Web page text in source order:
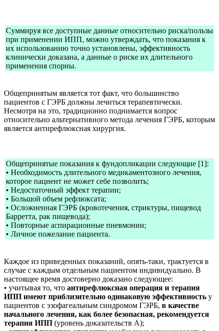
Суммируя все доступные данные относительно риска/пользы
при применении ИПП, можно утверждать, что показания к
их использованию точно установлены, эффективность
клинически доказана, а данные о риске их длительного
применения спорны.
Общепринятым является тот факт, что большинство
пациентов с ГЭРБ должны лечиться терапевтически.
Несмотря на это, традиционно поднимается вопрос
относительно альтернативного метода лечения ГЭРБ, которым
является антирефлюксная хирургия.
Общепринятые показания к фундопликации следующие [1]:
• Необходимость длительного медикаментозного лечения,
которое пациент не может себе позволить;
• Недостаточный эффект терапии;
• Большой объем рефлюксата;
• Осложненная ГЭРБ (кровотечения, стриктуры, пищевод
Барретта, рак пищевода);
• Повторные аспирационные пневмонии;
• Личное пожелание пациента.
Каждое из приведенных показаний, опять-таки, трактуется в
случае с каждым отдельным пациентом индивидуально. В
настоящее время достоверно доказано следующее:
• учитывая то, что антирефлюксная операция и терапия
ИПП имеют приблизительно одинаковую эффективность у
пациентов с эзофагеальным синдромом ГЭРБ, в качестве
начального лечения, как более безопасная, рекомендуется
терапия ИПП (уровень доказательств A);